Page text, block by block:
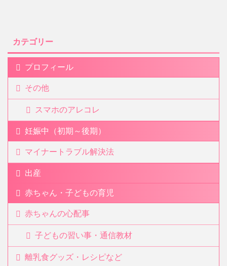
カテゴリー
プロフィール
その他
スマホのアレコレ
妊娠中（初期～後期）
マイナートラブル解決法
出産
赤ちゃん・子どもの育児
赤ちゃんの心配事
子どもの習い事・通信教材
離乳食グッズ・レシピなど